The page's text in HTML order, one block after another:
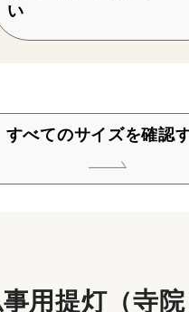
い
すべてのサイズを確認
用提灯（寺